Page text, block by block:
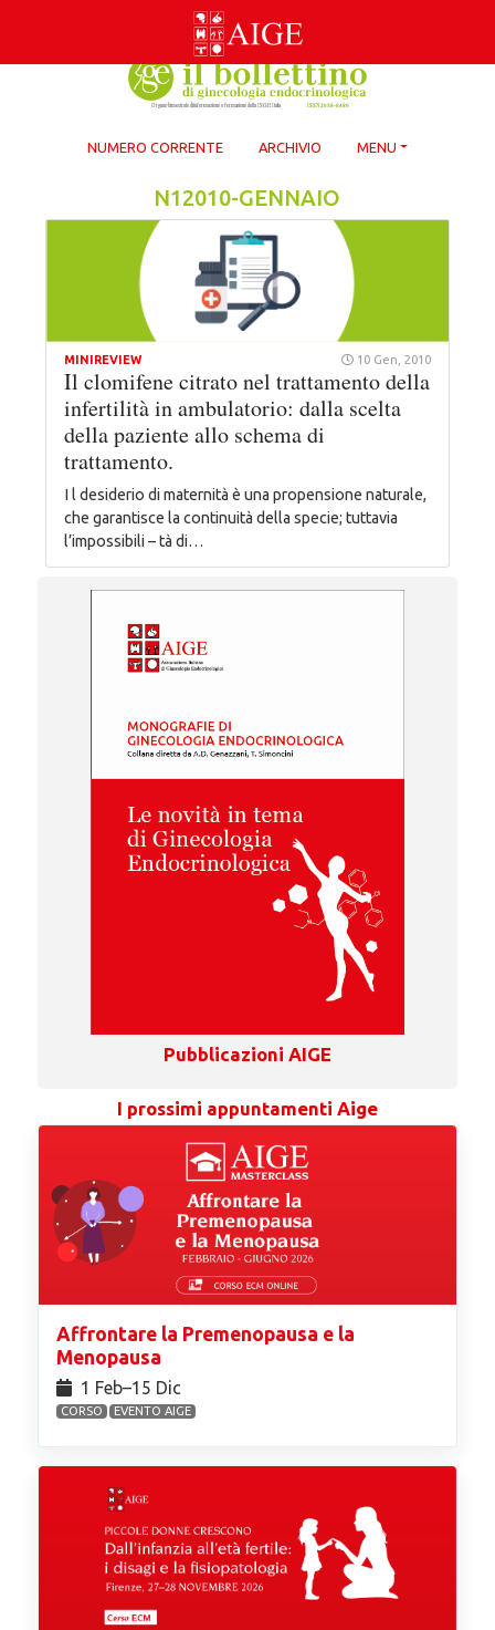
NUMERO CORRENTE ARCHIVIO MENU
N12010-GENNAIO
MINIREVIEW 10 Gen, 2010
Il clomifene citrato nel trattamento della
infertilità in ambulatorio: dalla scelta
della paziente allo schema di
trattamento.
I l desiderio di maternità è una propensione naturale,
che garantisce la continuità della specie; tuttavia
l’impossibili – tà di…
Pubblicazioni AIGE
I prossimi appuntamenti Aige
Affrontare la Premenopausa e la
Menopausa
1 Feb⁠–15 Dic
CORSO EVENTO AIGE